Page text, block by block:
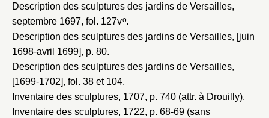
Description des sculptures des jardins de Versailles,
septembre 1697, fol. 127vo.
Description des sculptures des jardins de Versailles, [juin
1698-avril 1699], p. 80.
Description des sculptures des jardins de Versailles,
[1699-1702], fol. 38 et 104.
Inventaire des sculptures, 1707, p. 740 (attr. à Drouilly).
Inventaire des sculptures, 1722, p. 68-69 (sans